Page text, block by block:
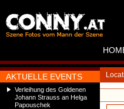
AKTUELLE EVENTS
Verleihung des Goldenen
Johann Strauss an Helga
Papouschek